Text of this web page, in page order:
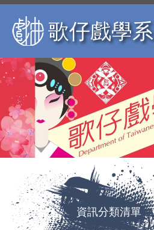
到
主
內
容
區
歌仔戲學系
資訊分類清單